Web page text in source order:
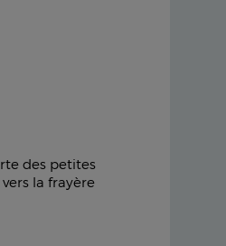
des petites
la frayère